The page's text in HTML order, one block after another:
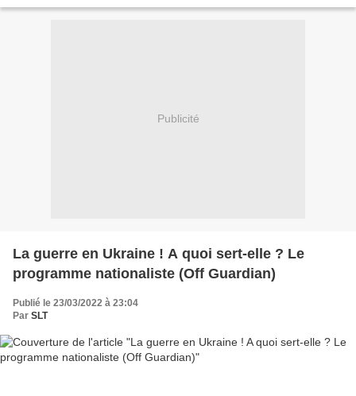
Publicité
La guerre en Ukraine ! A quoi sert-elle ? Le
programme nationaliste (Off Guardian)
Publié le 23/03/2022 à 23:04
Par SLT